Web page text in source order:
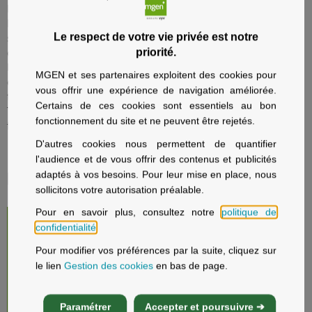
Le respect de votre vie privée est notre
priorité.
MGEN et ses partenaires exploitent des cookies pour
vous offrir une expérience de navigation améliorée.
Certains de ces cookies sont essentiels au bon
fonctionnement du site et ne peuvent être rejetés.
D'autres cookies nous permettent de quantifier
l'audience et de vous offrir des contenus et publicités
adaptés à vos besoins. Pour leur mise en place, nous
sollicitons votre autorisation préalable.
Pour en savoir plus, consultez notre politique de
confidentialité
Pour modifier vos préférences par la suite, cliquez sur
le lienGestion des cookies en bas de page.
Paramétrer Accepter et poursuivre ➔
Information PSC (Protection Sociale Complémentaire)
Depuis octobre 2025, nos conseillers sont mobilisés au téléphone
sur la moitié de leur temps de travail pour accompagner les agents
du ministère de l'Education Nationale, de la Recherche et de
collectifs santé et prévoyance. Notre disponibilité en accueil se
trouve donc temporairement réduite, merci de nous en excuser.
Toute aide ou demande d’informations sur ces contrats collectifs se
fait par téléphone avec un numéro dédié : 09 72 72 16 17.
Informations locales